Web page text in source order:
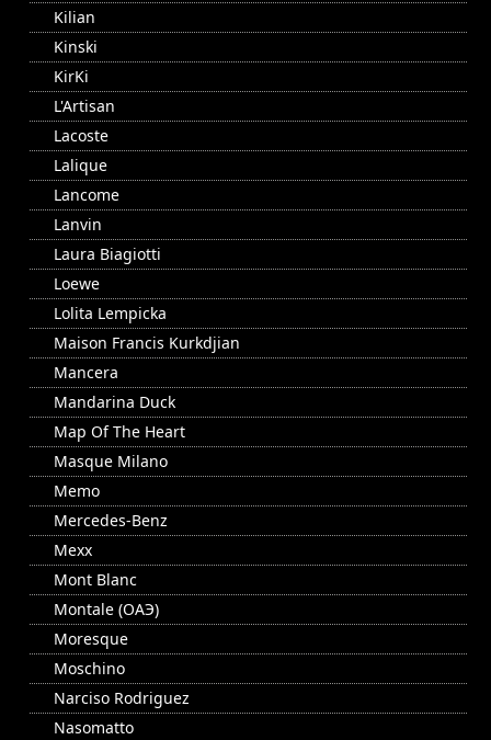
Kilian
Kinski
KirKi
L'Artisan
Lacoste
Lalique
Lancome
Lanvin
Laura Biagiotti
Loewe
Lolita Lempicka
Maison Francis Kurkdjian
Mancera
Mandarina Duck
Map Of The Heart
Masque Milano
Memo
Mercedes-Benz
Mexx
Mont Blanc
Montale (ОАЭ)
Moresque
Moschino
Narciso Rodriguez
Nasomatto